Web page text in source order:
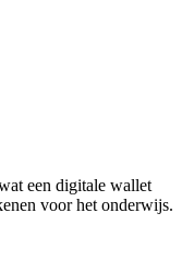
een digitale wallet
voor het onderwijs.